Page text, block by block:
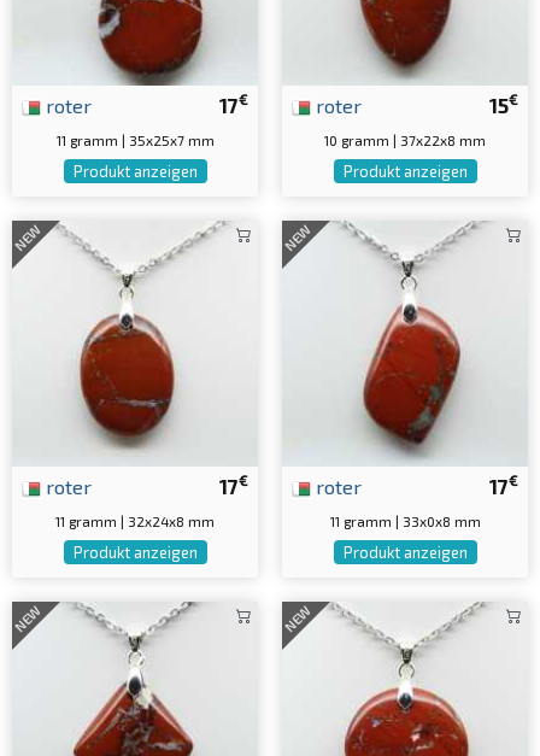
17€
roter
11 gramm | 35x25x7 mm
Produkt anzeigen
15€
roter
10 gramm | 37x22x8 mm
Produkt anzeigen
NEW
17€
roter
11 gramm | 32x24x8 mm
Produkt anzeigen
NEW
17€
roter
11 gramm | 33x0x8 mm
Produkt anzeigen
NEW NEW